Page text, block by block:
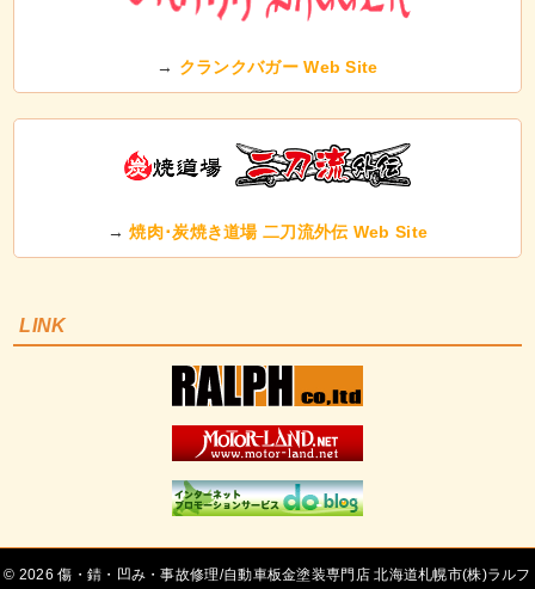
→ クランクバガー Web Site
→焼肉･炭焼き道場 二刀流外伝 Web Site
LINK
©
傷・錆・凹み・事故修理/自動車板金塗装専門店 北海道札幌市(株)ラルフ